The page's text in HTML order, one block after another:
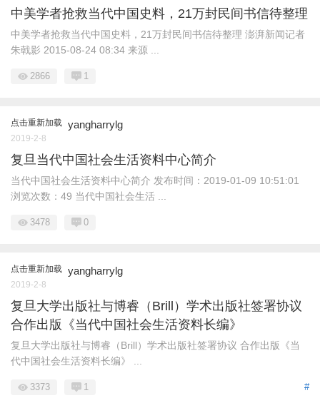
中美学者抢救当代中国史料，21万封民间书信待整理
中美学者抢救当代中国史料，21万封民间书信待整理 澎湃新闻记者
朱戟影 2015-08-24 08:34 来源 ...
2866 1
点击重新加载 yangharrylg
2019-2-8
复旦当代中国社会生活资料中心简介
当代中国社会生活资料中心简介 发布时间：2019-01-09 10:51:01
浏览次数：49 当代中国社会生活 ...
3478 0
点击重新加载 yangharrylg
2019-2-8
复旦大学出版社与博睿（Brill）学术出版社签署协议
合作出版《当代中国社会生活资料长编》
复旦大学出版社与博睿（Brill）学术出版社签署协议 合作出版《当
代中国社会生活资料长编》 ...
#
3373 1